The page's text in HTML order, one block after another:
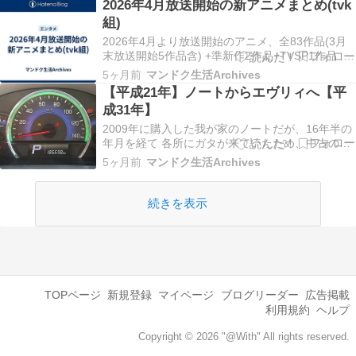
2026年4月放送開始の新アニメまとめ(tvk
組)
2026年4月より放送開始のアニメ、全83作品(3月
末放送開始5作品含) +準新作2作品+TVSP1作品
◎は、個人的に注目している作品。●は、とりあえ
ずチェックしておく作品。▲は、他作品と被って
いたり、時間帯が若干厳しい作品。（△は、他作
品と時間帯被りなどにより配信にて視聴…
5ヶ月前 マンドク生活Archives
【平成21年】ノートからエヴリィへ【平
成31年】
2009年に購入した我が家のノートだが、16年半の
年月を経て 各所にガタが来ていたため、中古の軽
自動車へと乗り換える事に。 そんな時、丁度フ
ラット7で利用されていたワンオーナー車が 契約
期間終了で売りに出ていたので、ほぼほぼ即決で
購入した。 買ったのは、スズキのエヴリィ…
5ヶ月前 マンドク生活Archives
続きを表示
TOPページ 新規登録 マイページ ブログリーダー
広告掲載
利用規約 ヘルプ
Copyright © 2026 "@With" All rights reserved.